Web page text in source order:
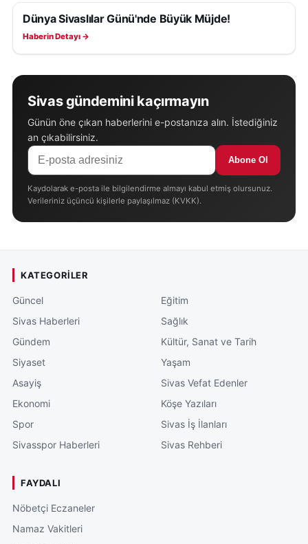
SIVASSPOR HABERLERI
Dünya Sivaslılar Günü'nde Büyük Müjde!
Haberin Detayı →
Sivas gündemini kaçırmayın
Günün öne çıkan haberlerini e-postanıza alın. İstediğiniz
an çıkabilirsiniz.
Abone Ol
Kaydolarak e-posta ile bilgilendirme almayı kabul etmiş olursunuz.
Verileriniz üçüncü kişilerle paylaşılmaz (KVKK).
KATEGORILER
Güncel
Sivas Haberleri
Gündem
Siyaset
Asayiş
Ekonomi
Spor
Sivasspor Haberleri
Eğitim
Sağlık
Kültür, Sanat ve Tarih
Yaşam
Sivas Vefat Edenler
Köşe Yazıları
Sivas İş İlanları
Sivas Rehberi
FAYDALI
Nöbetçi Eczaneler
Namaz Vakitleri